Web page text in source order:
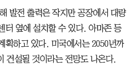
발전 출력은 작지만 공장에서 대량
터 옆에 설치할 수 있다. 아마존 등
획하고 있다. 미국에서는 2050년까
건설될 것이라는 전망도 나온다.